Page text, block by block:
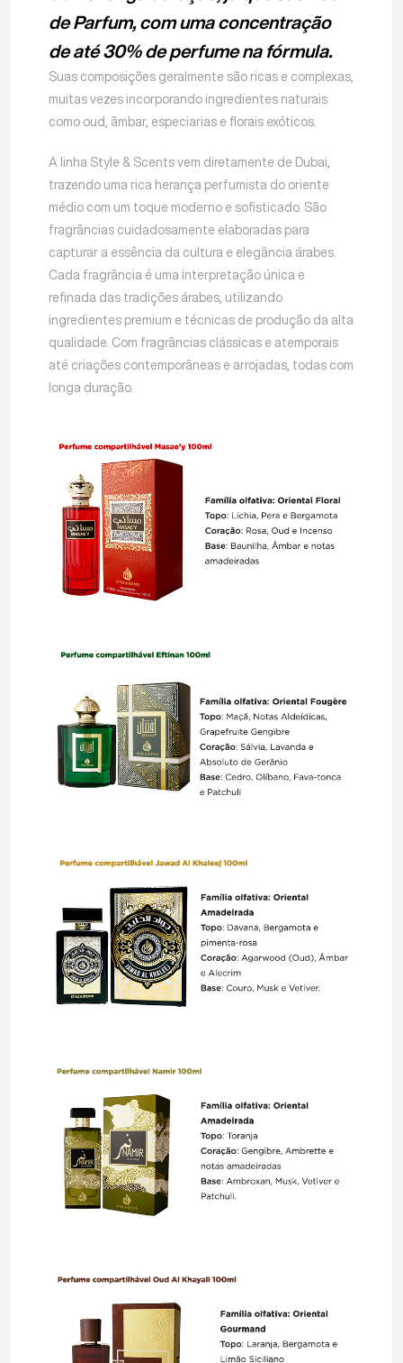
de Parfum, com uma concentração
de até 30% de perfume na fórmula.
Suas composições geralmente são ricas e complexas,
muitas vezes incorporando ingredientes naturais
como oud, âmbar, especiarias e florais exóticos.
A linha Style & Scents vem diretamente de Dubai,
trazendo uma rica herança perfumista do oriente
médio com um toque moderno e sofisticado. São
fragrâncias cuidadosamente elaboradas para
capturar a essência da cultura e elegância árabes.
Cada fragrância é uma interpretação única e
refinada das tradições árabes, utilizando
ingredientes premium e técnicas de produção da alta
qualidade. Com fragrâncias clássicas e atemporais
até criações contemporâneas e arrojadas, todas com
longa duração.